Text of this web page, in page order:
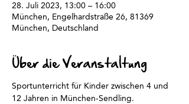
28. Juli 2023, 13:00 – 16:00
München, Engelhardstraße 26, 81369
München, Deutschland
Über die Veranstaltung
Sportunterricht für Kinder zwischen 4 und
12 Jahren in München-Sendling.